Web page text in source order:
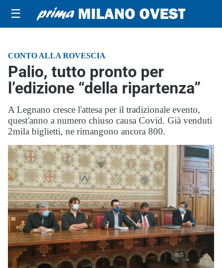
☰
CONTO ALLA ROVESCIA
Palio, tutto pronto per
l’edizione “della ripartenza”
A Legnano cresce l'attesa per il tradizionale evento,
quest'anno a numero chiuso causa Covid. Già venduti
2mila biglietti, ne rimangono ancora 800.